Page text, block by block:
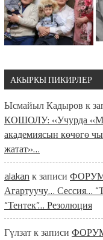
АКЫРКЫ ПИКИРЛЕР
Ысмайыл Кадыров к
КОШОЛУ: «Учурда
академиясын көчөгө
жатат»…
alakan к записи
Агартуучу… Сессия…
“Тентек”… Резолюция
Гүлзатк записи